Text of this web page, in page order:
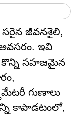
సరైన జీవనశైలి,
ఇవి
కొన్ని సహజమైన
గుణాలు
కాపాడటంలో,